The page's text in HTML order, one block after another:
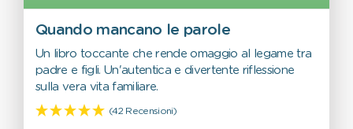
Quando mancano le parole
Un libro toccante che rende omaggio al legame tra
padre e figli. Un'autentica e divertente riflessione
sulla vera vita familiare.
(42 Recensioni)